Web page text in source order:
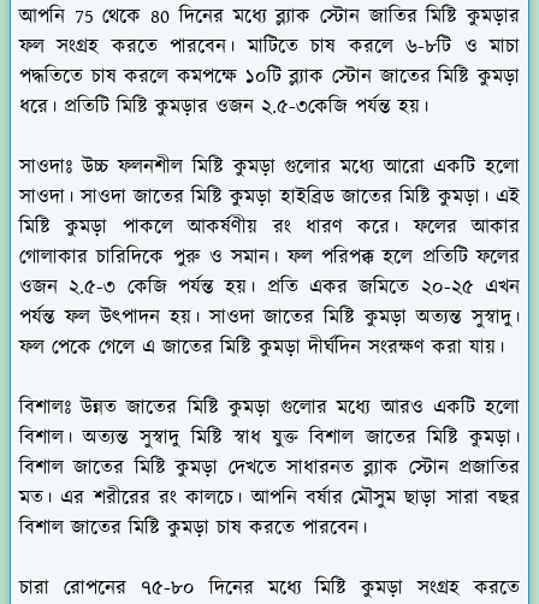
আপনি 75 থেকে 80 দিনের মধ্যে ব্ল্যাক স্টোন জাতির মিষ্টি কুমড়ার
ফল সংগ্রহ করতে পারবেন। মাটিতে চাষ করলে ৬-৮টি ও মাচা
পদ্ধতিতে চাষ করলে কমপক্ষে ১০টি ব্ল্যাক স্টোন জাতের মিষ্টি কুমড়া
ধরে। প্রতিটি মিষ্টি কুমড়ার ওজন ২.৫-৩কেজি পর্যন্ত হয়।
সাওদাঃউচ্চ ফলনশীল মিষ্টি কুমড়া গুলোর মধ্যে আরো একটি হলো
সাওদা। সাওদা জাতের মিষ্টি কুমড়া হাইব্রিড জাতের মিষ্টি কুমড়া। এই
মিষ্টি কুমড়া পাকলে আকর্ষণীয় রং ধারণ করে। ফলের আকার
গোলাকার চারিদিকে পুরু ও সমান। ফল পরিপক্ক হলে প্রতিটি ফলের
ওজন ২.৫-৩ কেজি পর্যন্ত হয়। প্রতি একর জমিতে ২০-২৫ এখন
পর্যন্ত ফল উৎপাদন হয়। সাওদা জাতের মিষ্টি কুমড়া অত্যন্ত সুস্বাদু।
ফল পেকে গেলে এ জাতের মিষ্টি কুমড়া দীর্ঘদিন সংরক্ষণ করা যায়।
বিশালঃ উন্নত জাতের মিষ্টি কুমড়া গুলোর মধ্যে আরও একটি হলো
বিশাল। অত্যন্ত সুস্বাদু মিষ্টি স্বাধ যুক্ত বিশাল জাতের মিষ্টি কুমড়া।
বিশাল জাতের মিষ্টি কুমড়া দেখতে সাধারনত ব্ল্যাক স্টোন প্রজাতির
মত। এর শরীরের রং কালচে। আপনি বর্ষার মৌসুম ছাড়া সারা বছর
বিশাল জাতের মিষ্টি কুমড়া চাষ করতে পারবেন।
চারা রোপনের ৭৫-৮০ দিনের মধ্যে মিষ্টি কুমড়া সংগ্রহ করতে